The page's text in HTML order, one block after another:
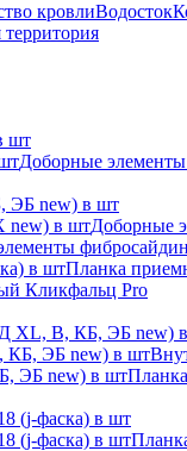
кровлиВодосток
шт
Доборные
ЭБ new) в шт
new) в штДоборные
в штПланка
Кликфальц Pro
XL, В, КБ, ЭБ new)
ЭБ new) в шт
ЭБ new) в шт
(j-фаска) в шт
(j-фаска) в шт